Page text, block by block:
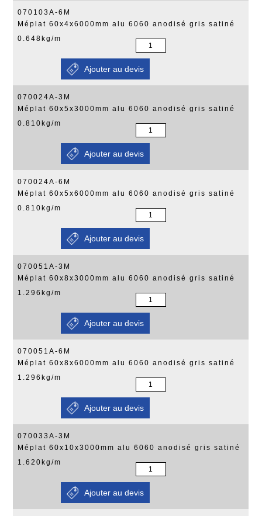
070103A-6M
Méplat 60x4x6000mm alu 6060 anodisé gris satiné
0.648kg/m
070024A-3M
Méplat 60x5x3000mm alu 6060 anodisé gris satiné
0.810kg/m
070024A-6M
Méplat 60x5x6000mm alu 6060 anodisé gris satiné
0.810kg/m
070051A-3M
Méplat 60x8x3000mm alu 6060 anodisé gris satiné
1.296kg/m
070051A-6M
Méplat 60x8x6000mm alu 6060 anodisé gris satiné
1.296kg/m
070033A-3M
Méplat 60x10x3000mm alu 6060 anodisé gris satiné
1.620kg/m